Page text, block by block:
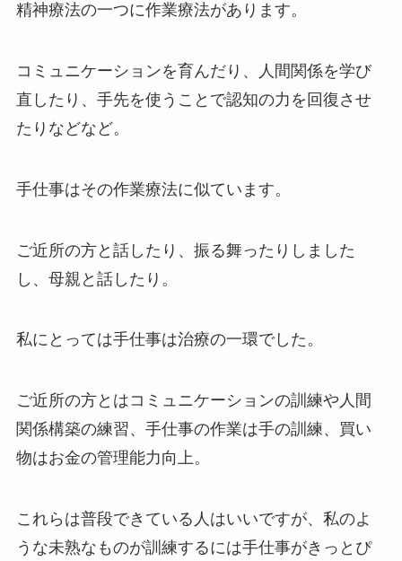
精神療法の一つに作業療法があります。
コミュニケーションを育んだり、人間関係を学び
直したり、手先を使うことで認知の力を回復させ
たりなどなど。
手仕事はその作業療法に似ています。
ご近所の方と話したり、振る舞ったりしました
し、母親と話したり。
私にとっては手仕事は治療の一環でした。
ご近所の方とはコミュニケーションの訓練や人間
関係構築の練習、手仕事の作業は手の訓練、買い
物はお金の管理能力向上。
これらは普段できている人はいいですが、私のよ
うな未熟なものが訓練するには手仕事がきっとぴ